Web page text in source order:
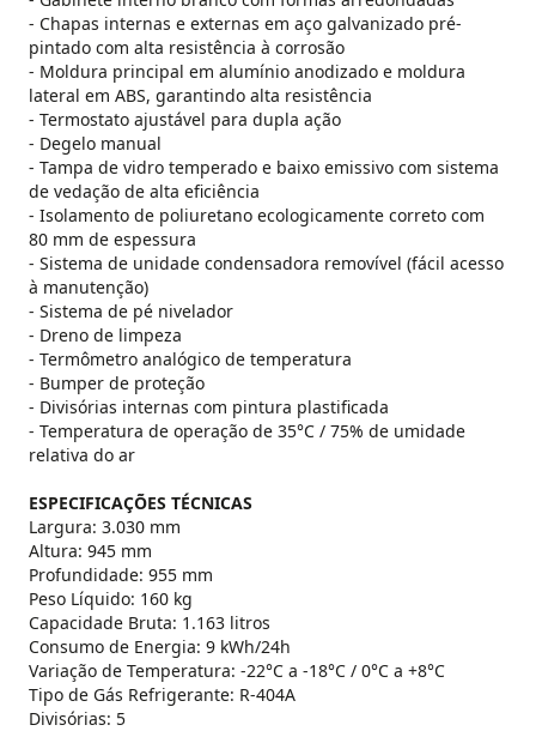
- Chapas internas e externas em aço galvanizado pré-
pintado com alta resistência à corrosão
- Moldura principal em alumínio anodizado e moldura
lateral em ABS, garantindo alta resistência
- Termostato ajustável para dupla ação
- Degelo manual
- Tampa de vidro temperado e baixo emissivo com sistema
de vedação de alta eficiência
- Isolamento de poliuretano ecologicamente correto com
80 mm de espessura
- Sistema de unidade condensadora removível (fácil acesso
à manutenção)
- Sistema de pé nivelador
- Dreno de limpeza
- Termômetro analógico de temperatura
- Bumper de proteção
- Divisórias internas com pintura plastificada
- Temperatura de operação de 35°C / 75% de umidade
relativa do ar
ESPECIFICAÇÕES TÉCNICAS
Largura: 3.030 mm
Altura: 945 mm
Profundidade: 955 mm
Peso Líquido: 160 kg
Capacidade Bruta: 1.163 litros
Consumo de Energia: 9 kWh/24h
Variação de Temperatura: -22°C a -18°C / 0°C a +8°C
Tipo de Gás Refrigerante: R-404A
Divisórias: 5